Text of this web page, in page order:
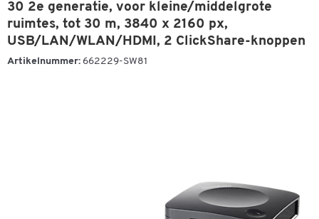
30 2e generatie, voor kleine/middelgrote
ruimtes, tot 30 m, 3840 x 2160 px,
USB/LAN/WLAN/HDMI, 2 ClickShare-knoppen
Artikelnummer: 662229-SW81